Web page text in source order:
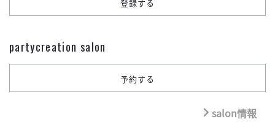
partycreation salon
salon情報